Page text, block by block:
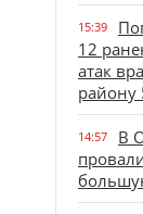
15:39
12
атак
району
14:57
В